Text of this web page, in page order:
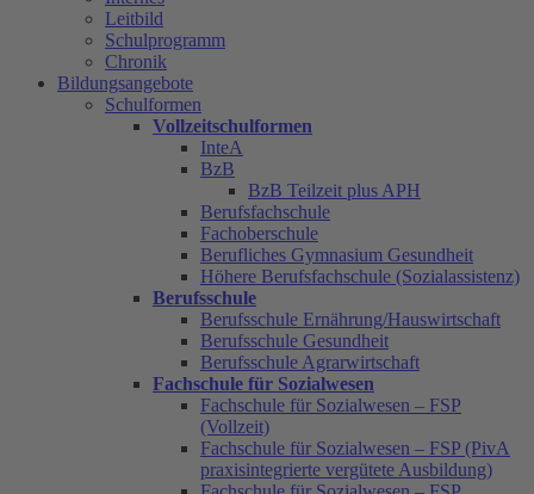
Leitbild
Schulprogramm
Chronik
Bildungsangebote
Schulformen
Vollzeitschulformen
InteA
BzB
BzB Teilzeit plus APH
Berufsfachschule
Fachoberschule
Berufliches Gymnasium Gesundheit
Höhere Berufsfachschule (Sozialassistenz)
Berufsschule
Berufsschule Ernährung/Hauswirtschaft
Berufsschule Gesundheit
Berufsschule Agrarwirtschaft
Fachschule für Sozialwesen
Fachschule für Sozialwesen – FSP
(Vollzeit)
Fachschule für Sozialwesen – FSP (PivA
praxisintegrierte vergütete Ausbildung)